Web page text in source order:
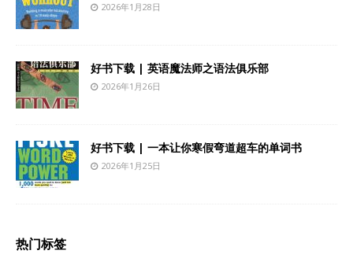
2026年1月28日
好书下载 | 英语魔法师之语法俱乐部
2026年1月26日
好书下载 | 一本让你寒假弯道超车的单词书
2026年1月25日
热门标签